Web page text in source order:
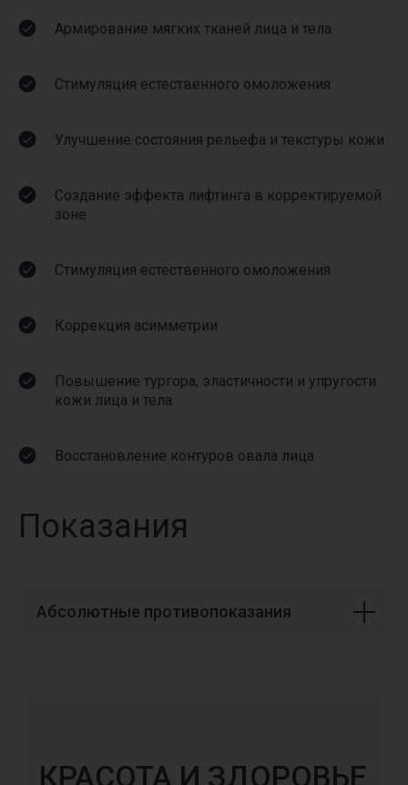
Армирование мягких тканей лица и тела
Стимуляция естественного омоложения
Улучшение состояния рельефа и текстуры кожи
Создание эффекта лифтинга в корректируемой
зоне
Стимуляция естественного омоложения
Коррекция асимметрии
Повышение тургора, эластичности и упругости
кожи лица и тела
Восстановление контуров овала лица
Показания
Абсолютные противопоказания
+74951900303 WhatsApp
Ваше имя*
+7
Комментарий
Согласие с политикой обработки персональных данных
рассылки
Отзывы